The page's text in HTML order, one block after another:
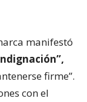
manifestó
firme”.
con el